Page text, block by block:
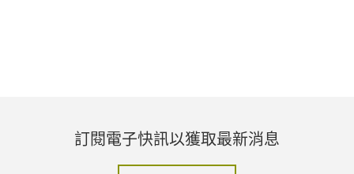
訂閱電子快訊以獲取最新消息